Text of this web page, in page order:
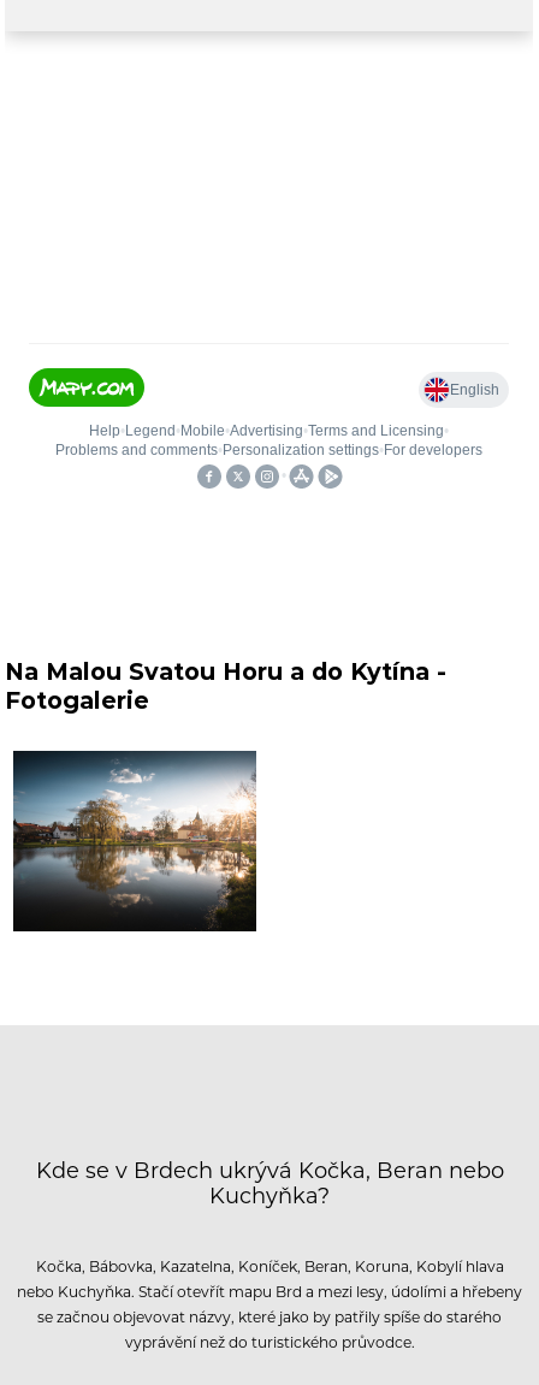
Na Malou Svatou Horu a do Kytína -
Fotogalerie
Kde se v Brdech ukrývá Kočka, Beran nebo
Kuchyňka?
Kočka, Bábovka, Kazatelna, Koníček, Beran, Koruna, Kobylí hlava
nebo Kuchyňka. Stačí otevřít mapu Brd a mezi lesy, údolími a hřebeny
se začnou objevovat názvy, které jako by patřily spíše do starého
vyprávění než do turistického průvodce.